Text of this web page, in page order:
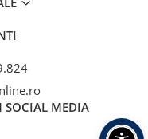
SOCIAL MEDIA